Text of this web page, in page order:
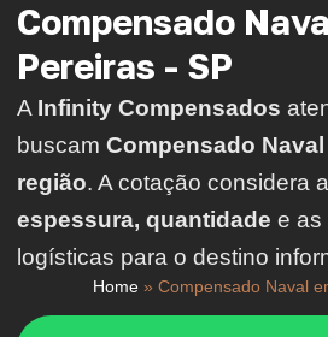
Compensado
Pereiras - SP
A Infinity Compensados
buscam Compensado
região. A cotação considera a
espessura, quantidade e as
logísticas para o destino
Home » Compensado Naval